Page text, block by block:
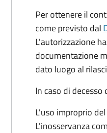
Per ottenere il
come previsto dal
L'autorizzazione
documentazione
dato luogo al
In caso di
L'uso improprio
L'inosservanza